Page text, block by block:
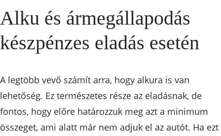
Alku és ármegállapodás
készpénzes eladás esetén
A legtöbb vevő számít arra, hogy alkura is van
lehetőség. Ez természetes része az eladásnak, de
fontos, hogy előre határozzuk meg azt a minimum
összeget, ami alatt már nem adjuk el az autót. Ha ezt